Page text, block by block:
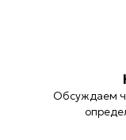
Обсуждаем